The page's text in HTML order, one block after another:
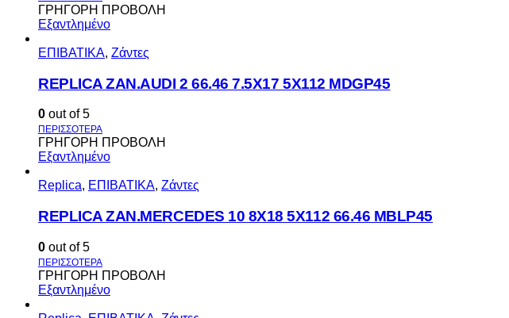
ΓΡΗΓΟΡΗ ΠΡΟΒΟΛΗ
Εξαντλημένο
ΕΠΙΒΑΤΙΚΑ, Ζάντες
REPLICA ZAN.AUDI 2 66.46 7.5X17 5X112 MDGP45
0 out of 5
ΓΡΗΓΟΡΗ ΠΡΟΒΟΛΗ
Εξαντλημένο
Replica, ΕΠΙΒΑΤΙΚΑ, Ζάντες
REPLICA ZAN.MERCEDES 10 8X18 5X112 66.46 MBLP45
0 out of 5
ΓΡΗΓΟΡΗ ΠΡΟΒΟΛΗ
Εξαντλημένο